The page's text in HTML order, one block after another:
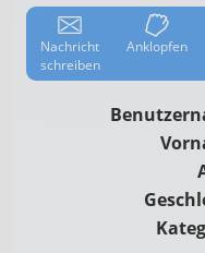
Nachricht
schreiben
Anklop­fen